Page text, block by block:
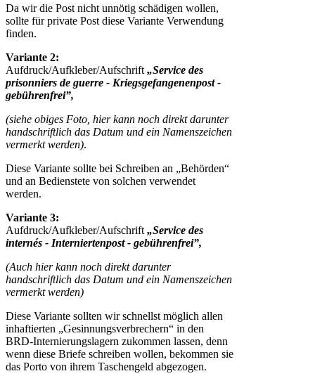
Da wir die Post nicht unnötig schädigen wollen,
sollte für private Post diese Variante Verwendung
finden.
Variante 2:
Aufdruck/Aufkleber/Aufschrift „Service des
prisonniers de guerre - Kriegsgefangenenpost -
gebührenfrei”,
(siehe obiges Foto, hier kann noch direkt darunter
handschriftlich das Datum und ein Namenszeichen
vermerkt werden).
Diese Variante sollte bei Schreiben an „Behörden“
und an Bedienstete von solchen verwendet
werden.
Variante 3:
Aufdruck/Aufkleber/Aufschrift „Service des
internés - Interniertenpost - gebührenfrei”,
(Auch hier kann noch direkt darunter
handschriftlich das Datum und ein Namenszeichen
vermerkt werden)
Diese Variante sollten wir schnellst möglich allen
inhaftierten „Gesinnungsverbrechern“ in den
BRD-Internierungslagern zukommen lassen, denn
wenn diese Briefe schreiben wollen, bekommen sie
das Porto von ihrem Taschengeld abgezogen.